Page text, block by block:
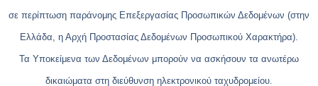
σε περίπτωση παράνομης Επεξεργασίας Προσωπικών Δεδομένων (στην
Ελλάδα, η Αρχή Προστασίας Δεδομένων Προσωπικού Χαρακτήρα).
Τα Υποκείμενα των Δεδομένων μπορούν να ασκήσουν τα ανωτέρω
δικαιώματα στη διεύθυνση ηλεκτρονικού ταχυδρομείου.